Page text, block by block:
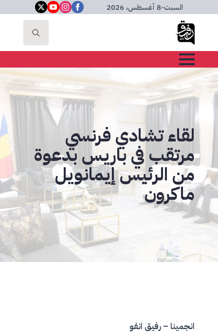
السبت-8 أغسطس، 2026
Search
لقاء تشادي فرنسي
مرتقب في باريس بدعوة
من الرئيس إيمانويل
ماكرون
انجمينا – رفيق انفو